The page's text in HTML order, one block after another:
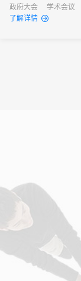
案。“批量导入+自主
的注册方式。
政府大会 学术会议
发布会
培训会
了解详情